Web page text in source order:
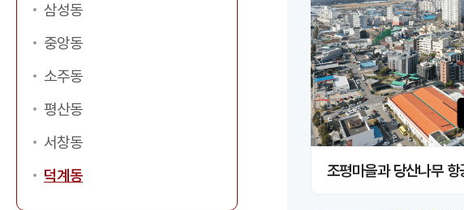
삼성동
중앙동
소주동
평산동
서창동
덕계동
이미지 크게보기
조평마을과 당산나무 항
이미지 크게보기